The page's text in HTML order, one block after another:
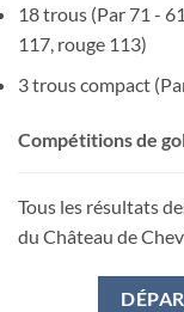
18 trous (Par 71 -
117, rouge 113)
3 trous compact
Compétitions de
Tous les résultats
du Château de